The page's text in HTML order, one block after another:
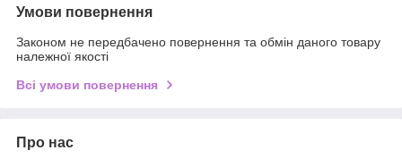
Умови повернення
Законом не передбачено повернення та обмін даного товару
належної якості
Всі умови повернення
Про нас